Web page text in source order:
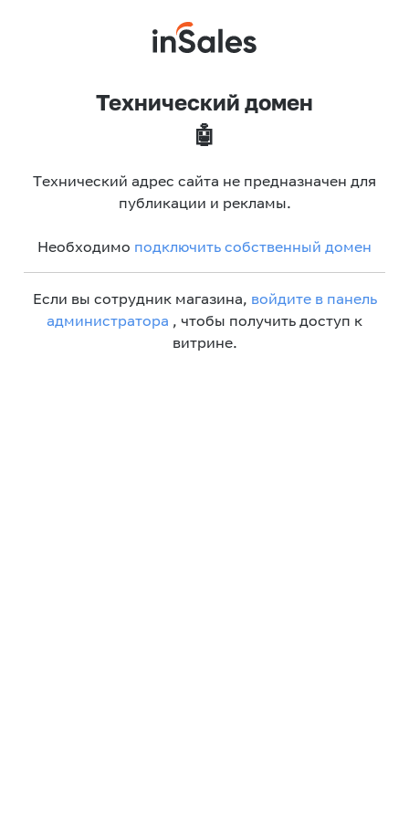
Технический домен
🤖
Технический адрес сайта не предназначен для
публикации и рекламы.
Необходимо подключить собственный домен
Если вы сотрудник магазина, войдите в панель
администратора , чтобы получить доступ к
витрине.